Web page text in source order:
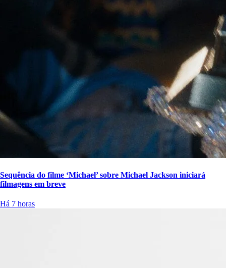
Sequência do filme ‘Michael’ sobre Michael Jackson iniciará
filmagens em breve
Há 7 horas